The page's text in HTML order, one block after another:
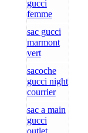
gucci
femme
sac gucci
marmont
vert
sacoche
gucci night
courrier
sac a main
gucci
outlet